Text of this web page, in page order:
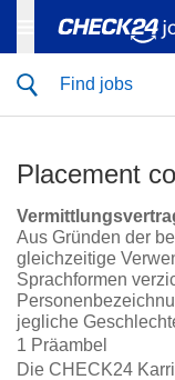
Find jobs
Placement
Aus Gründen der
gleichzeitige
Sprachformen
jegliche
1 Präambel
Die CHECK24